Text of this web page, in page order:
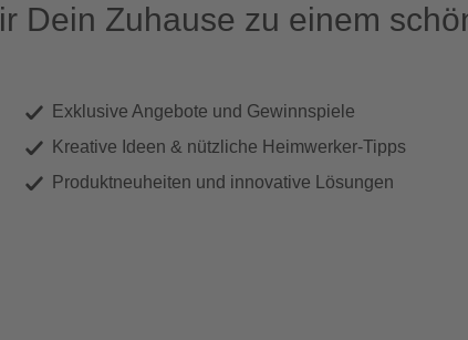
Dein Zuhause zu einem
Exklusive Angebote und Gewinnspiele
Kreative Ideen & nützliche Heimwerker-Tipps
Produktneuheiten und innovative Lösungen